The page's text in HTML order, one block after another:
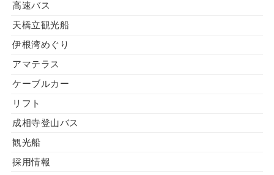
高速バス
天橋立観光船
伊根湾めぐり
アマテラス
ケーブルカー
リフト
成相寺登山バス
観光船
採用情報